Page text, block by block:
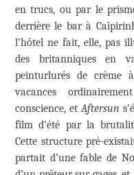
en trucs, ou par le
derrière le bar à
l’hôtel ne fait, elle, pas
des britanniques en
peinturlurés de crème
vacances
conscience, etAftersun
film d’été par la
Cette structure pré-
partait d’une fable de